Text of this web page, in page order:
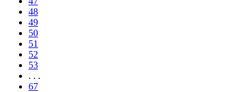
48
49
50
51
52
53
. . .
67